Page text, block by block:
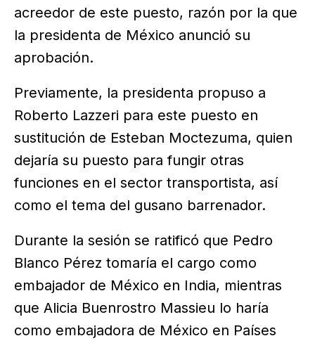
acreedor de este puesto, razón por la que
la presidenta de México anunció su
aprobación.
Previamente, la presidenta propuso a
Roberto Lazzeri para este puesto en
sustitución de Esteban Moctezuma, quien
dejaría su puesto para fungir otras
funciones en el sector transportista, así
como el tema del gusano barrenador.
Durante la sesión se ratificó que Pedro
Blanco Pérez tomaría el cargo como
embajador de México en India, mientras
que Alicia Buenrostro Massieu lo haría
como embajadora de México en Países